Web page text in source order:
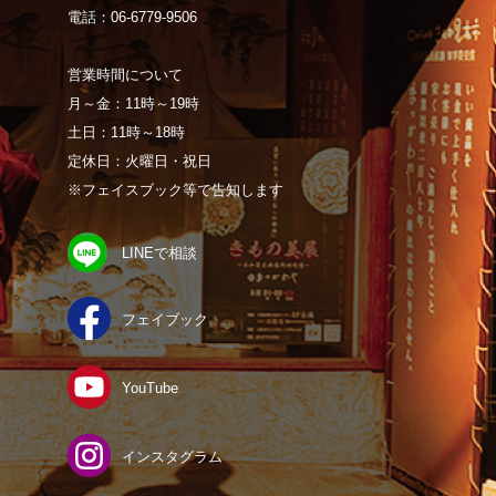
電話：06-6779-9506
営業時間について
月～金：11時～19時
土日：11時～18時
定休日：火曜日・祝日
※フェイスブック等で告知します
LINEで相談
フェイブック
YouTube
インスタグラム